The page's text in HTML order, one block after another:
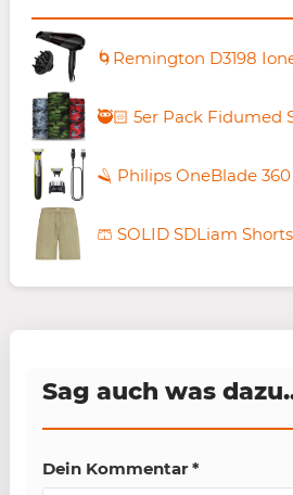
Sag auch was
Dein Kommentar *